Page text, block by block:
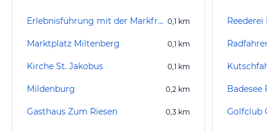
Erlebnisführung mit der Markfrau Kunigunde 0,1 km
Marktplatz Miltenberg 0,1 km
Kirche St. Jakobus 0,1 km
Mildenburg 0,2 km
Gasthaus Zum Riesen 0,3 km
Badesee
Golfclub